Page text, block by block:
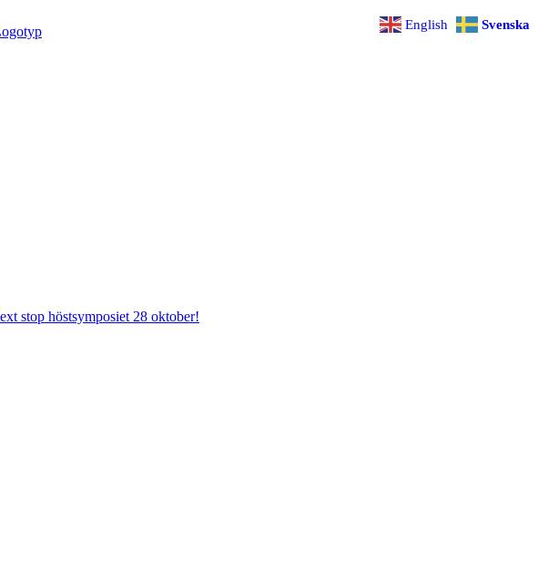
stop höstsymposiet 28 oktober!
English Svenska